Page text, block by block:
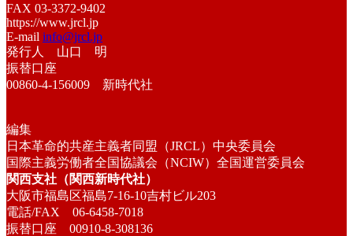
FAX 03-3372-9402
https://www.jrcl.jp
E-mail info@jrcl.jp
発行人 山口 明
振替口座
00860-4-156009 新時代社
編集
日本革命的共産主義者同盟（JRCL）中央委員会
国際主義労働者全国協議会（NCIW）全国運営委員会
関西支社（関西新時代社）
大阪市福島区福島7-16-10吉村ビル203
電話/FAX 06-6458-7018
振替口座 00910-8-308136